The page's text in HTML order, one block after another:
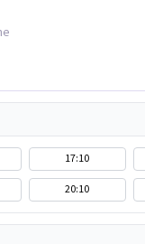
17:10
20:10